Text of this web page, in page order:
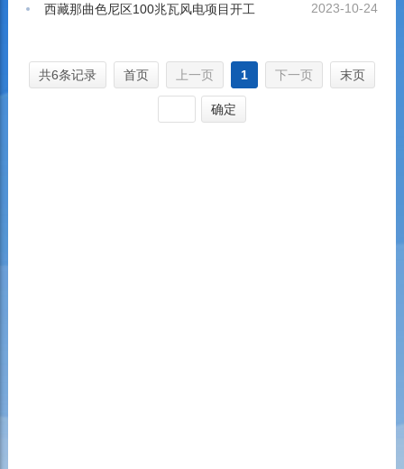
西藏那曲色尼区100兆瓦风电项目开工 2023-10-24
共6条记录 首页 上一页 1 下一页 末页
确定